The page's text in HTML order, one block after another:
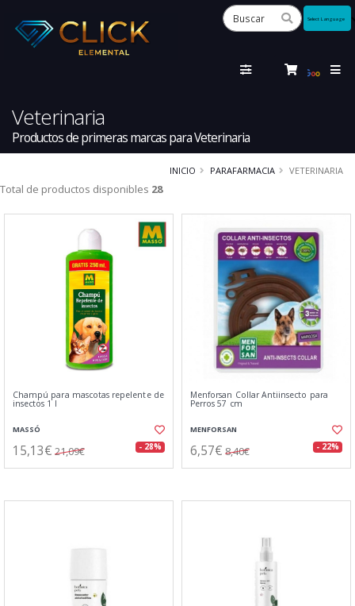
Veterinaria
Productos de primeras marcas para Veterinaria
INICIO PARAFARMACIA VETERINARIA
Total de productos disponibles 28
Champú para mascotas repelente de
insectos 1 l
MASSÓ
15,13€ 21,09€ - 28%
Menforsan Collar Antiinsecto para
Perros 57 cm
MENFORSAN
6,57€ 8,40€ - 22%